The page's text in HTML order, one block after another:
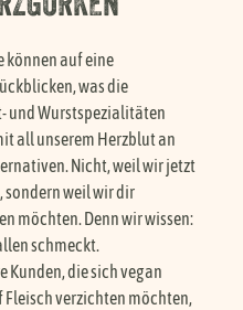
können auf eine
was die
und Wurstspezialitäten
all unserem Herzblut an
Nicht, weil wir jetzt
sondern weil wir dir
möchten. Denn wir wissen:
schmeckt.
Kunden, die sich vegan
verzichten möchten,